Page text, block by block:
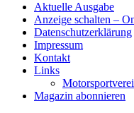
Aktuelle Ausgabe
Anzeige schalten –
Datenschutzerklärung
Impressum
Kontakt
Links
Magazin abonnieren